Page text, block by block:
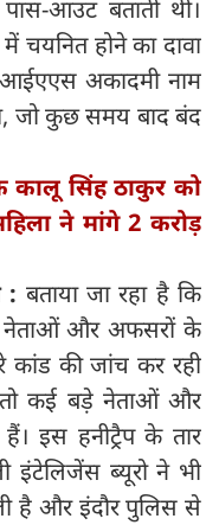
आउट बताती थी।
चयनित होने का दावा
आईएएस अकादमी नाम
जो कुछ समय बाद बंद
कालू सिंह ठाकुर को
ने मांगे 2 करोड़
: बताया जा रहा है कि
और अफसरों के
कांड की जांच कर रही
कई बड़े नेताओं और
इस हनीट्रैप के तार
इंटेलिजेंस ब्यूरो ने भी
है और इंदौर पुलिस से